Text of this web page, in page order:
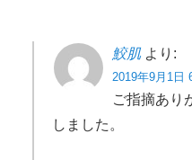
鮫肌 より:
2019年9月1日
ご指摘あり
しました。